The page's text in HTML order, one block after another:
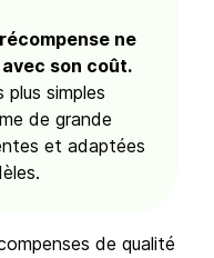
ne
son coût.
plus simples
de grande
et adaptées
de qualité